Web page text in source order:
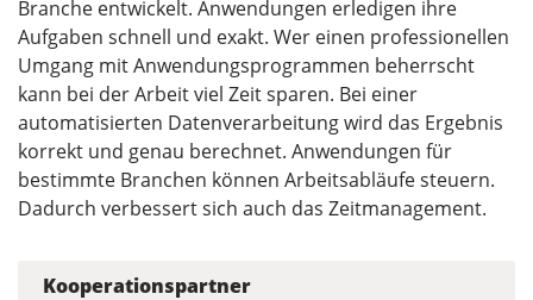
Branche entwickelt. Anwendungen erledigen ihre
Aufgaben schnell und exakt. Wer einen professionellen
Umgang mit Anwendungsprogrammen beherrscht
kann bei der Arbeit viel Zeit sparen. Bei einer
automatisierten Datenverarbeitung wird das Ergebnis
korrekt und genau berechnet. Anwendungen für
bestimmte Branchen können Arbeitsabläufe steuern.
Dadurch verbessert sich auch das Zeitmanagement.
Kooperationspartner